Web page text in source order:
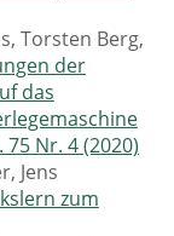
Torsten Berg,
der
das
Nr. 4 (2020)
Jens
zum